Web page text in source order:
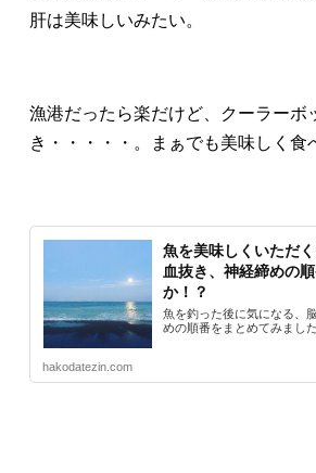
肝は美味しいみたい。
漁港だったら楽だけど、クーラーボ
き・・・・・。まぁでも美味しく食
魚を美味しくいただく
血抜き、神経締めの
か！？
魚を釣った後に気になる、
めの順番をまとめてみました
hakodatezin.com